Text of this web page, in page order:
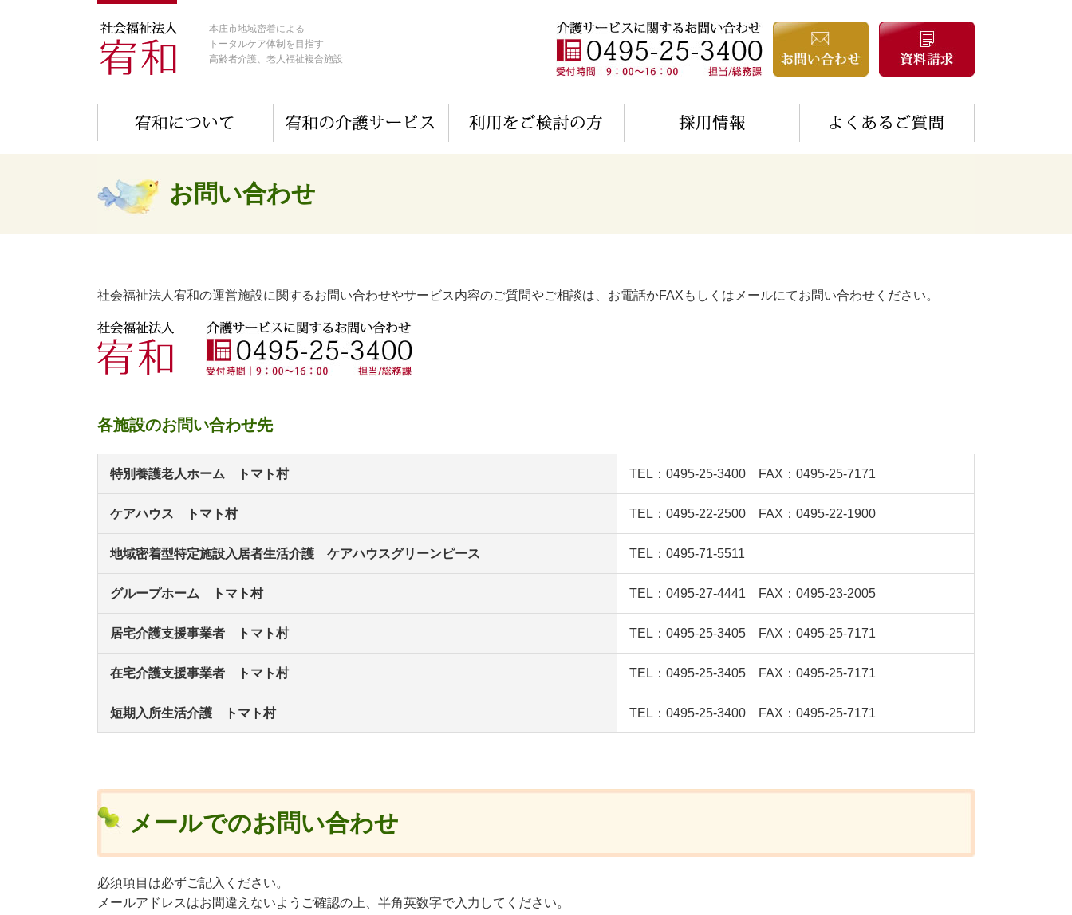
本庄市地域密着による
トータルケア体制を目指す
高齢者介護、老人福祉複合施設
お問い合わせ
社会福祉法人宥和の運営施設に関するお問い合わせやサービス内容のご質問やご相談は、お電話かFAXもしくはメールにてお問い合わせください。
各施設のお問い合わせ先
特別養護老人ホーム トマト村 TEL：0495-25-3400 FAX：0495-25-7171
ケアハウス トマト村 TEL：0495-22-2500 FAX：0495-22-1900
地域密着型特定施設入居者生活介護 ケアハウスグリーンピース TEL：0495-71-5511
グループホーム トマト村 TEL：0495-27-4441 FAX：0495-23-2005
居宅介護支援事業者 トマト村 TEL：0495-25-3405 FAX：0495-25-7171
在宅介護支援事業者 トマト村 TEL：0495-25-3405 FAX：0495-25-7171
短期入所生活介護 トマト村 TEL：0495-25-3400 FAX：0495-25-7171
メールでのお問い合わせ
必須項目は必ずご記入ください。
メールアドレスはお間違えないようご確認の上、半角英数字で入力してください。